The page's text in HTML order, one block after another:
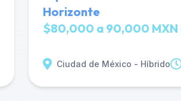
Horizonte
$80,000 a 90,000 MXN
Ciudad de México - Híbrido